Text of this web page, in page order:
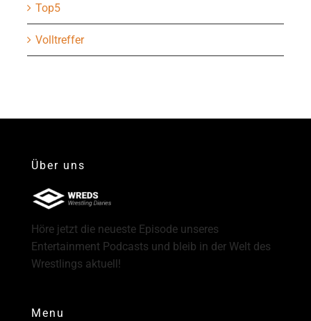
Top5
Volltreffer
Über uns
Höre jetzt die neueste Episode unseres
Entertainment Podcasts und bleib in der Welt des
Wrestlings aktuell!
Menu